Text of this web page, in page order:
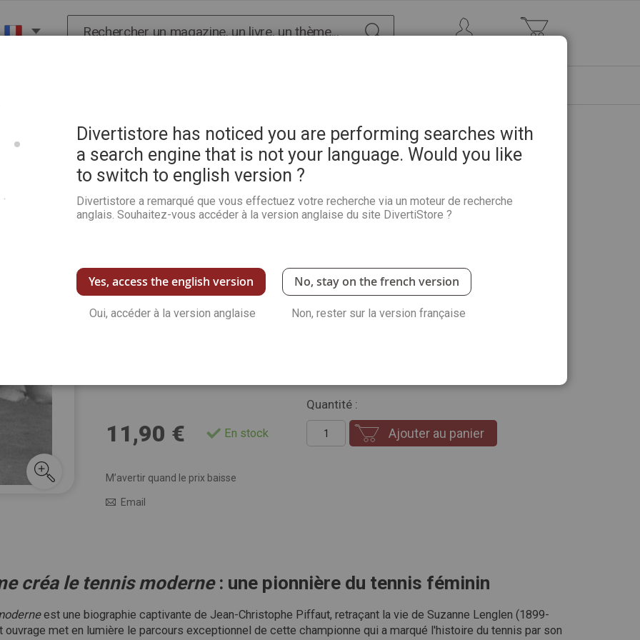
moderne
Suzanne Lenglen - Et la femme créa le tennis moderne
Soyez le premier à commenter ce produit
tennis moderne qui lui doit presque tout. De l'âge de 10 ans à celui de 39 - elle meurt
précocement en 1938 - elle consacre sa vie à ce jeu de balles qui fut d'abord courtois, bourgeois
et anglo-saxon.
11,90 € En stock
Quantité :
Ajouter au panier
M’avertir quand le prix baisse
Email
créa le tennis moderne: une pionnière du tennis féminin
est une biographie captivante de Jean-Christophe Piffaut, retraçant la vie de Suzanne Lenglen (1899-
ouvrage met en lumière le parcours exceptionnel de cette championne qui a marqué l'histoire du tennis par son
Divertistore has noticed you are performing searches with
a search engine that is not your language. Would you like
to switch to english version ?
Divertistore a remarqué que vous effectuez votre recherche via un moteur de recherche
anglais. Souhaitez-vous accéder à la version anglaise du site DivertiStore ?
Yes, access the english version
Oui, accéder à la version anglaise
No, stay on the french version
Non, rester sur la version française